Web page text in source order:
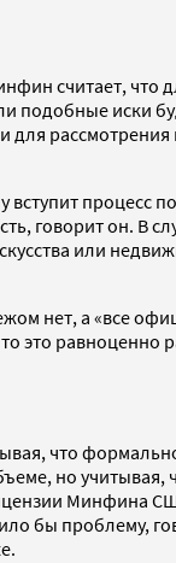
считает, что
подобные иски
для рассмотрения
процесс
говорит он. В
или
нет, а «все
это равноценно
что
но
Минфина
бы проблему,